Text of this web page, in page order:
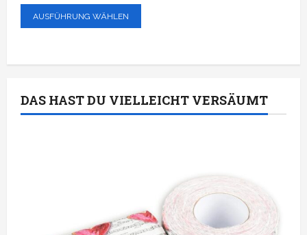
AUSFÜHRUNG WÄHLEN
DAS HAST DU VIELLEICHT VERSÄUMT